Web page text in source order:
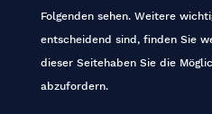
Folgenden sehen. Weitere
entscheidend sind, finden Sie
dieser Seitehaben Sie die
abzufordern.